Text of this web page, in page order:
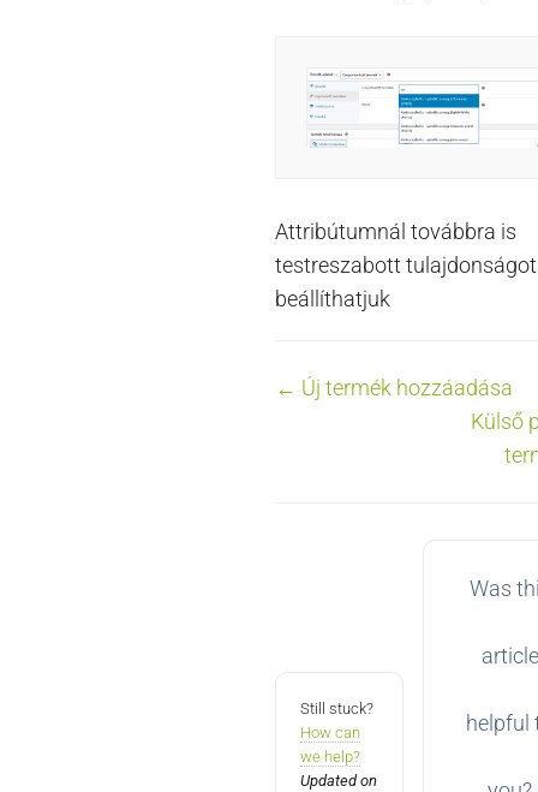
Attribútumnál továbbra is
testreszabott tulajdonságot
beállíthatjuk
Doc
← Új termék hozzáadása
Külső
Still stuck?
How can
we help?
Updated on
Was
article
helpful